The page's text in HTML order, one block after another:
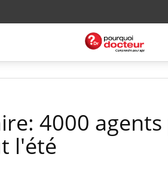
4000
l'été